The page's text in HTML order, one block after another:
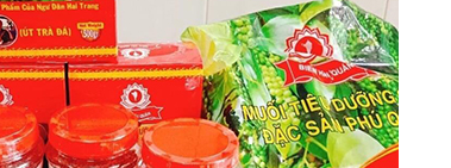
Thêm vào giỏ